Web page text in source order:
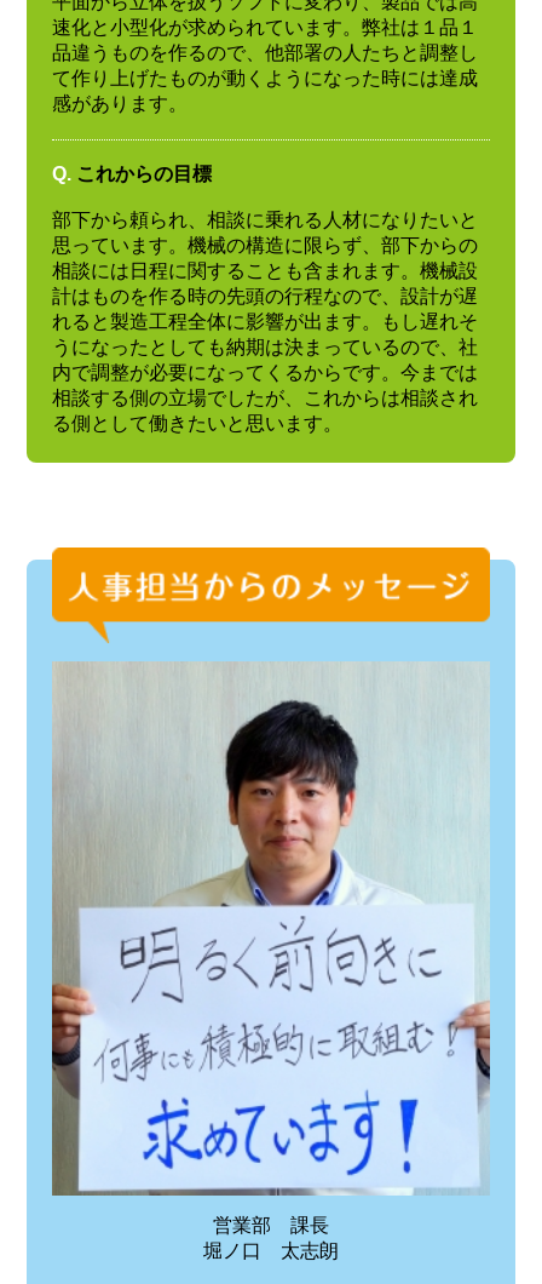
速化と小型化が求められています。弊社は１品１
品違うものを作るので、他部署の人たちと調整し
て作り上げたものが動くようになった時には達成
感があります。
Q. これからの目標
部下から頼られ、相談に乗れる人材になりたいと
思っています。機械の構造に限らず、部下からの
相談には日程に関することも含まれます。機械設
計はものを作る時の先頭の行程なので、設計が遅
れると製造工程全体に影響が出ます。もし遅れそ
うになったとしても納期は決まっているので、社
内で調整が必要になってくるからです。今までは
相談する側の立場でしたが、これからは相談され
る側として働きたいと思います。
営業部 課長
堀ノ口 太志朗